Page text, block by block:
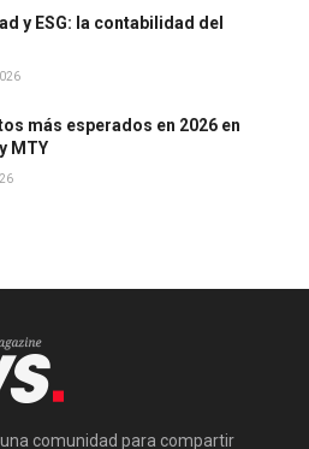
y ESG: la contabilidad del
más esperados en 2026 en
MTY
comunidad para compartir